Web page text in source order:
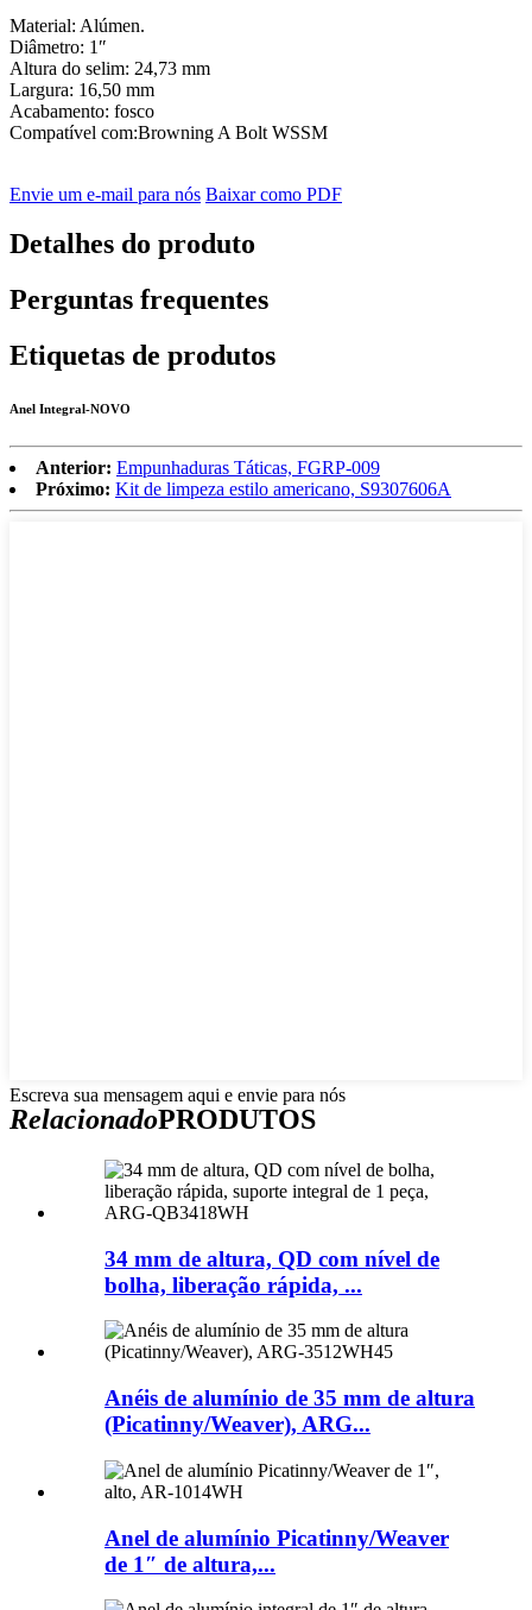
Material: Alúmen.
Diâmetro: 1″
Altura do selim: 24,73 mm
Largura: 16,50 mm
Acabamento: fosco
Compatível com:Browning A Bolt WSSM
Envie um e-mail para nós Baixar como PDF
Detalhes do produto
Perguntas frequentes
Etiquetas de produtos
Anel Integral-NOVO
Anterior: Empunhaduras Táticas, FGRP-009
Próximo: Kit de limpeza estilo americano, S9307606A
Escreva sua mensagem aqui e envie para nós
RelacionadoPRODUTOS
34 mm de altura, QD com nível de
bolha, liberação rápida, ...
Anéis de alumínio de 35 mm de altura
(Picatinny/Weaver), ARG...
Anel de alumínio Picatinny/Weaver
de 1″ de altura,...